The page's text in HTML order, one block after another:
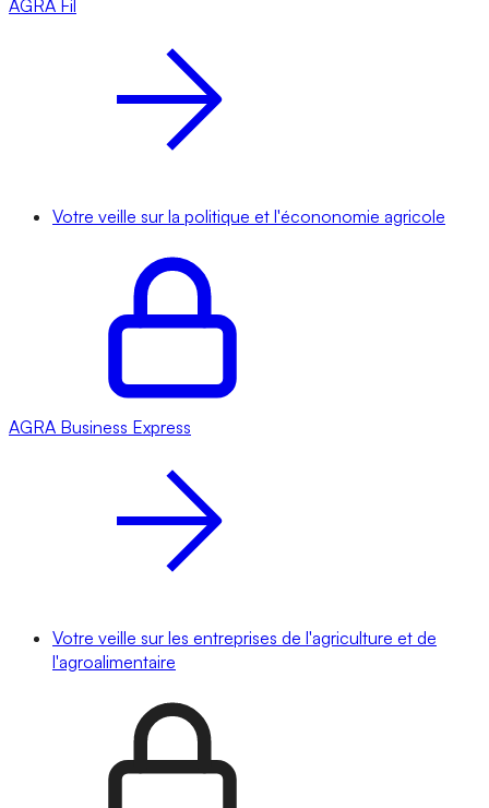
AGRA Fil
Votre veille sur la politique et l'écononomie agricole
AGRA Business Express
Votre veille sur les entreprises de l'agriculture et de
l'agroalimentaire